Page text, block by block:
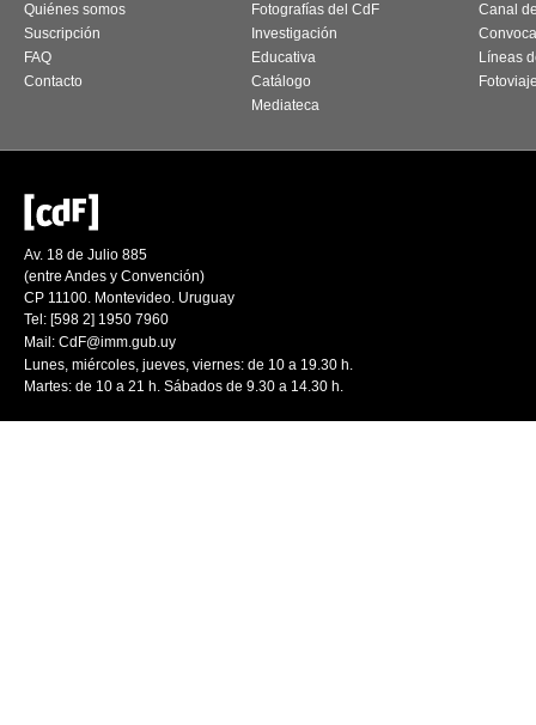
Quiénes somos
Suscripción
FAQ
Contacto
Fotografías del CdF
Investigación
Educativa
Catálogo
Mediateca
Canal
Líneas
Av. 18 de Julio 885
(entre Andes y Convención)
CP 11100. Montevideo. Uruguay
Tel: [598 2] 1950 7960
Mail: CdF@imm.gub.uy
Lunes, miércoles, jueves, viernes: de 10 a 19.30 h.
Martes: de 10 a 21 h. Sábados de 9.30 a 14.30 h.